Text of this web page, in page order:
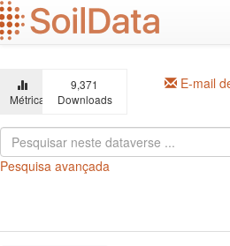
Ir
para
o
principal
Métricas
9,371
Downloads
E-mail
Pesquisa avançada